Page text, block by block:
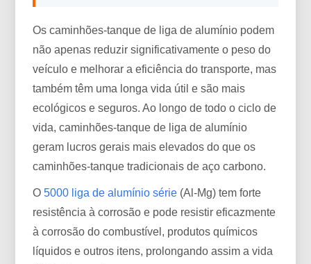
Os caminhões-tanque de liga de alumínio podem
não apenas reduzir significativamente o peso do
veículo e melhorar a eficiência do transporte, mas
também têm uma longa vida útil e são mais
ecológicos e seguros. Ao longo de todo o ciclo de
vida, caminhões-tanque de liga de alumínio
geram lucros gerais mais elevados do que os
caminhões-tanque tradicionais de aço carbono.
O5000 liga de alumínio série (Al-Mg) tem forte
resistência à corrosão e pode resistir eficazmente
à corrosão do combustível, produtos químicos
líquidos e outros itens, prolongando assim a vida